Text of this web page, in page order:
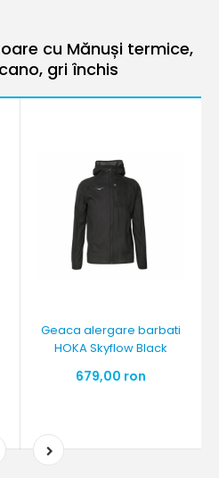
cu Mănuși termice,
gri închis
Geaca alergare barbati
HOKA Skyflow Black
679,00 ron